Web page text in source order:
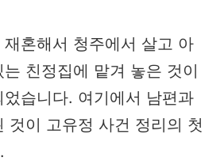
혼해서 청주에서 살고 아
친정집에 맡겨 놓은 것이
습니다. 여기에서 남편과
것이 고유정 사건 정리의 첫